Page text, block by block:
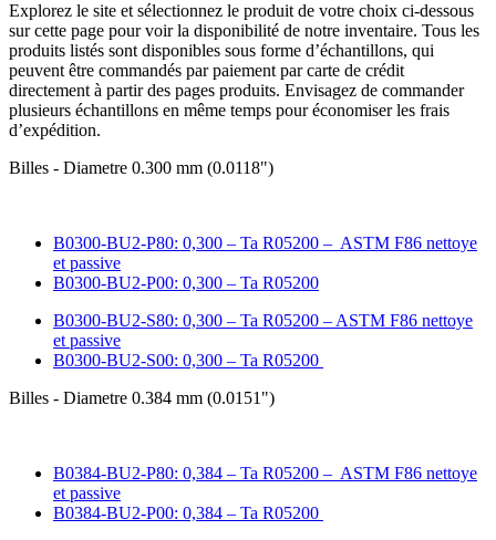
Explorez le site et sélectionnez le produit de votre choix ci-dessous
sur cette page pour voir la disponibilité de notre inventaire. Tous les
produits listés sont disponibles sous forme d’échantillons, qui
peuvent être commandés par paiement par carte de crédit
directement à partir des pages produits. Envisagez de commander
plusieurs échantillons en même temps pour économiser les frais
d’expédition.
Billes - Diametre 0.300 mm (0.0118")
B0300-BU2-P80: 0,300 – Ta R05200 – ASTM F86 nettoye
et passive
B0300-BU2-P00: 0,300 – Ta R05200
B0300-BU2-S80: 0,300 – Ta R05200 – ASTM F86 nettoye
et passive
B0300-BU2-S00: 0,300 – Ta R05200
Billes - Diametre 0.384 mm (0.0151")
B0384-BU2-P80: 0,384 – Ta R05200 – ASTM F86 nettoye
et passive
B0384-BU2-P00: 0,384 – Ta R05200